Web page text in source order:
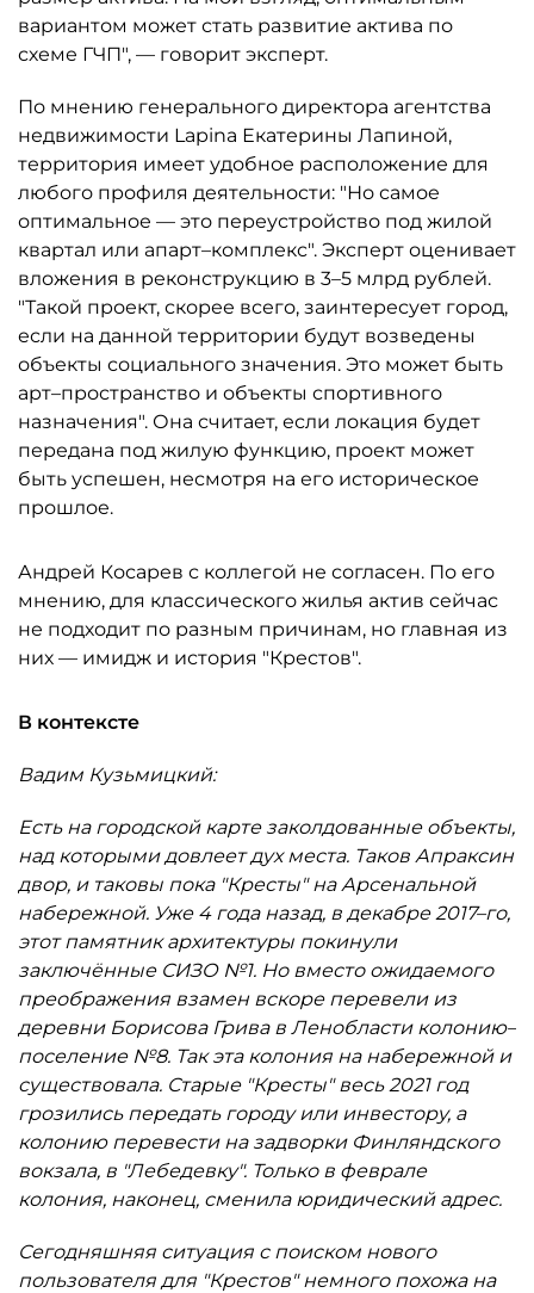
вариантом может стать развитие актива по
схеме ГЧП", — говорит эксперт.
По мнению генерального директора агентства
недвижимости Lapina Екатерины Лапиной,
территория имеет удобное расположение для
любого профиля деятельности: "Но самое
оптимальное — это переустройство под жилой
квартал или апарт–комплекс". Эксперт оценивает
вложения в реконструкцию в 3–5 млрд рублей.
"Такой проект, скорее всего, заинтересует город,
если на данной территории будут возведены
объекты социального значения. Это может быть
арт–пространство и объекты спортивного
назначения". Она считает, если локация будет
передана под жилую функцию, проект может
быть успешен, несмотря на его историческое
прошлое.
Андрей Косарев с коллегой не согласен. По его
мнению, для классического жилья актив сейчас
не подходит по разным причинам, но главная из
них — имидж и история "Крестов".
В контексте
Вадим Кузьмицкий:
Есть на городской карте заколдованные объекты,
над которыми довлеет дух места. Таков Апраксин
двор, и таковы пока "Кресты" на Арсенальной
набережной. Уже 4 года назад, в декабре 2017–го,
этот памятник архитектуры покинули
заключённые СИЗО №1. Но вместо ожидаемого
преображения взамен вскоре перевели из
деревни Борисова Грива в Ленобласти колонию–
поселение №8. Так эта колония на набережной и
существовала. Старые "Кресты" весь 2021 год
грозились передать городу или инвестору, а
колонию перевести на задворки Финляндского
вокзала, в "Лебедевку". Только в феврале
колония, наконец, сменила юридический адрес.
Сегодняшняя ситуация с поиском нового
пользователя для "Крестов" немного похожа на